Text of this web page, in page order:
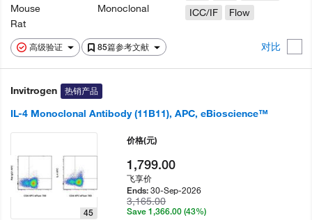
高级验证 85篇参考文献 对比
Mouse
Rat
Monoclonal
ICC/IF
Flow
Invitrogen 热销产品
IL-4 Monoclonal Antibody (11B11), APC, eBioscience™
45
价格(元)
1,799.00
飞享价
Ends:30-Sep-2026
3,165.00
Save 1,366.00 (43%)